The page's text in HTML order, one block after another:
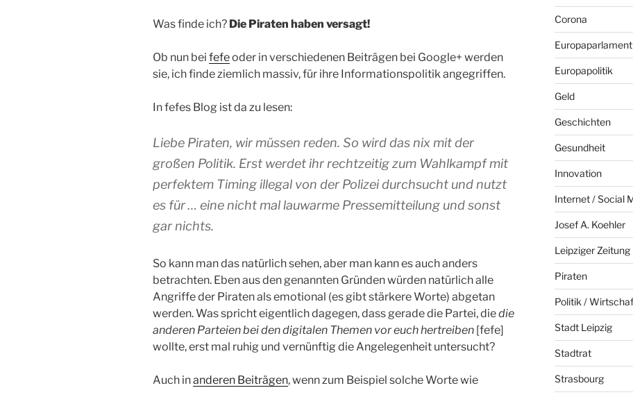
Was finde ich? Die Piraten haben versagt!
Ob nun bei fefeoder in verschiedenen Beiträgen bei Google+ werden
sie, ich finde ziemlich massiv, für ihre Informationspolitik angegriffen.
In fefes Blog ist da zu lesen:
Liebe Piraten, wir müssen reden. So wird das nix mit der
großen Politik. Erst werdet ihr rechtzeitig zum Wahlkampf mit
perfektem Timing illegal von der Polizei durchsucht und nutzt
es für … eine nicht mal lauwarme Pressemitteilung und sonst
gar nichts.
So kann man das natürlich sehen, aber man kann es auch anders
betrachten. Eben aus den genannten Gründen würden natürlich alle
Angriffe der Piraten als emotional (es gibt stärkere Worte) abgetan
werden. Was spricht eigentlich dagegen, dass gerade die Partei, diedie
anderen Parteien bei den digitalen Themen vor euch hertreiben [fefe]
wollte, erst mal ruhig und vernünftig die Angelegenheit untersucht?
Auch inanderen Beiträgen, wenn zum Beispiel solche Worte wie
Corona
Europaparlament
Europapolitik
Geld
Geschichten
Gesundheit
Innovation
Internet / Social
Josef A. Koehler
Leipziger Zeitung
Piraten
Politik /
Stadt Leipzig
Stadtrat
Strasbourg